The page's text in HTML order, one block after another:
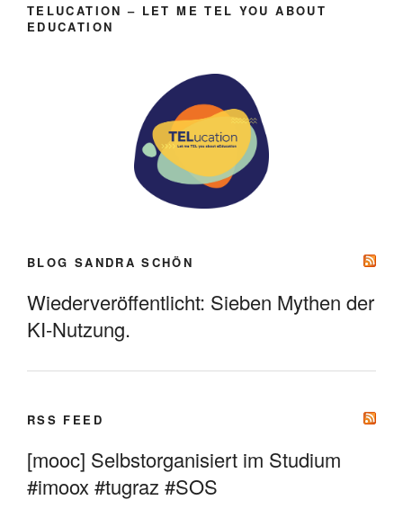
TELUCATION – LET ME TEL YOU ABOUT
EDUCATION
BLOG SANDRA SCHÖN
Wiederveröffentlicht: Sieben Mythen der
KI-Nutzung.
RSS FEED
[mooc] Selbstorganisiert im Studium
#imoox #tugraz #SOS